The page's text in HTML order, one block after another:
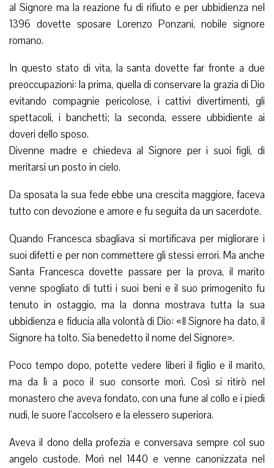
al Signore ma la reazione fu di rifiuto e per ubbidienza nel
1396 dovette sposare Lorenzo Ponzani, nobile signore
romano.
In questo stato di vita, la santa dovette far fronte a due
preoccupazioni: la prima, quella di conservare la grazia di Dio
evitando compagnie pericolose, i cattivi divertimenti, gli
spettacoli, i banchetti; la seconda, essere ubbidiente ai
doveri dello sposo.
Divenne madre e chiedeva al Signore per i suoi figli, di
meritarsi un posto in cielo.
Da sposata la sua fede ebbe una crescita maggiore, faceva
tutto con devozione e amore e fu seguita da un sacerdote.
Quando Francesca sbagliava si mortificava per migliorare i
suoi difetti e per non commettere gli stessi errori. Ma anche
Santa Francesca dovette passare per la prova, il marito
venne spogliato di tutti i suoi beni e il suo primogenito fu
tenuto in ostaggio, ma la donna mostrava tutta la sua
ubbidienza e fiducia alla volontà di Dio: «Il Signore ha dato, il
Signore ha tolto. Sia benedetto il nome del Signore».
Poco tempo dopo, potette vedere liberi il figlio e il marito,
ma da lì a poco il suo consorte morì. Così si ritirò nel
monastero che aveva fondato, con una fune al collo e i piedi
nudi, le suore l’accolsero e la elessero superiora.
Aveva il dono della profezia e conversava sempre col suo
angelo custode. Morì nel 1440 e venne canonizzata nel